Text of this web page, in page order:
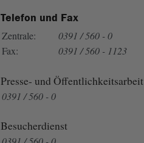
Telefon und Fax
Zentrale:
0391 / 560 - 0
Fax:
0391 / 560 - 1123
Presse- und Öffentlichkeitsarbeit
0391 / 560 - 0
Besucherdienst